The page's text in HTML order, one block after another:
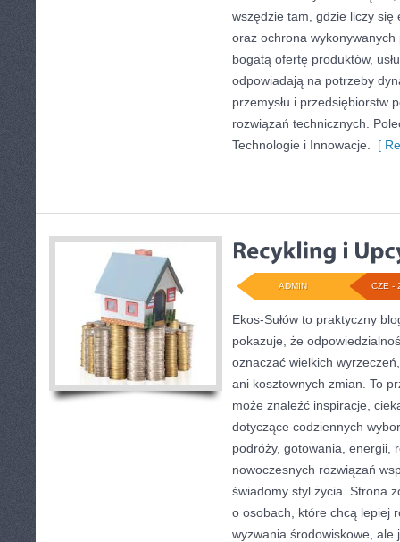
wszędzie tam, gdzie liczy się
oraz ochrona
bogatą ofertę produktów,
odpowiadają na potrzeby
przemysłu i przedsiębiorstw
rozwiązań technicznych.
Technologie i Innowacje.
[
CZE -
ADMIN
Ekos-Sułów to praktyczny
pokazuje, że
oznaczać wielkich
ani kosztownych zmian. To
może znaleźć inspiracje,
dotyczące codziennych
podróży, gotowania, energii,
nowoczesnych rozwiązań
świadomy styl życia. Strona
o osobach, które chcą lepiej
wyzwania środowiskowe, ale